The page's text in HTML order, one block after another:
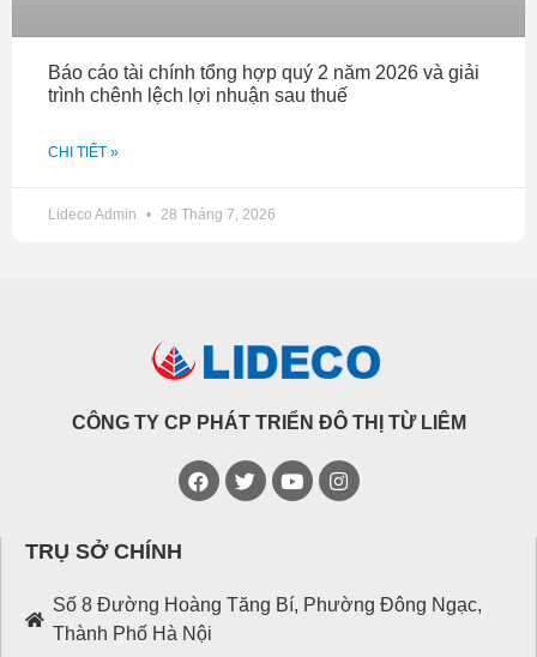
Báo cáo tài chính tổng hợp quý 2 năm 2026 và giải
trình chênh lệch lợi nhuận sau thuế
CHI TIẾT »
Lideco Admin 28 Tháng 7, 2026
CÔNG TY CP PHÁT TRIỂN ĐÔ THỊ TỪ LIÊM
TRỤ SỞ CHÍNH
Số 8 Đường Hoàng Tăng Bí, Phường Đông Ngạc,
Thành Phố Hà Nội